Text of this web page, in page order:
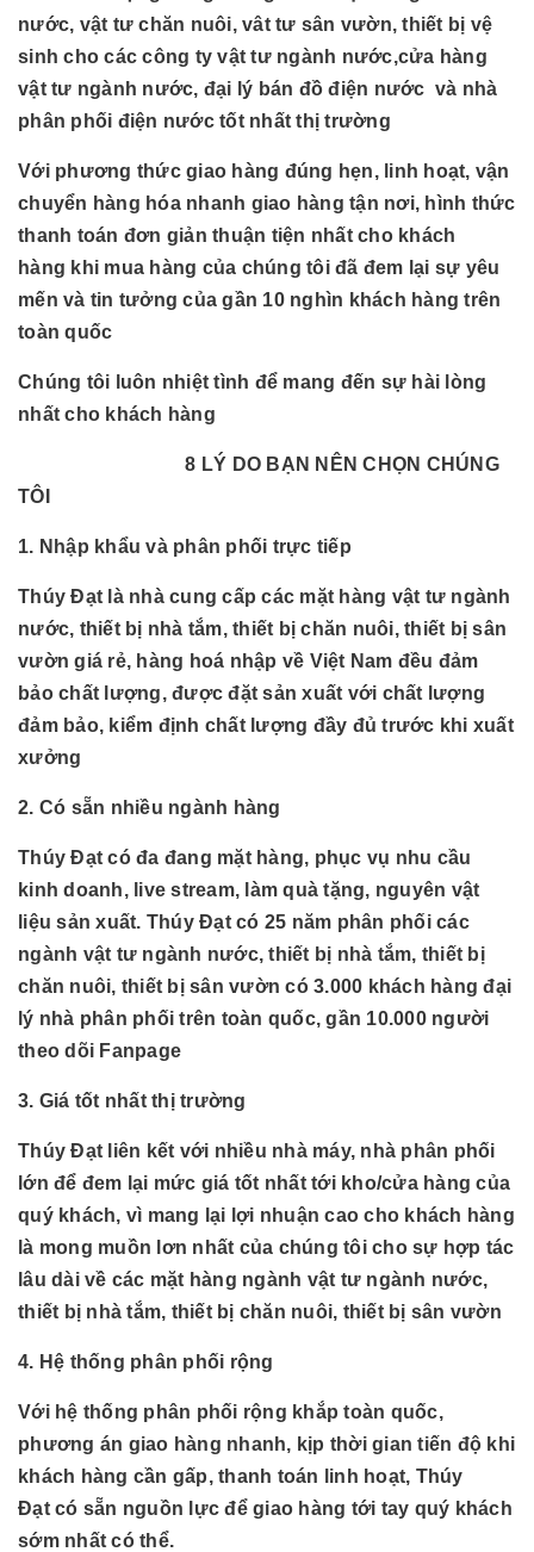
nước, vật tư chăn nuôi, vât tư sân vườn, thiết bị vệ
sinh cho các công ty vật tư ngành nước,cửa hàng
vật tư ngành nước, đại lý bán đồ điện nước và nhà
phân phối điện nước tốt nhất thị trường
Với phương thức giao hàng đúng hẹn, linh hoạt, vận
chuyển hàng hóa nhanh giao hàng tận nơi, hình thức
thanh toán đơn giản thuận tiện nhất cho khách
hàng khi mua hàng của chúng tôi đã đem lại sự yêu
mến và tin tưởng của gần 10 nghìn khách hàng trên
toàn quốc
Chúng tôi luôn nhiệt tình để mang đến sự hài lòng
nhất cho khách hàng
8 LÝ DO BẠN NÊN CHỌN CHÚNG
TÔI
1. Nhập khẩu và phân phối trực tiếp
Thúy Đạt là nhà cung cấp các mặt hàng vật tư ngành
nước, thiết bị nhà tắm, thiết bị chăn nuôi, thiết bị sân
vườn giá rẻ, hàng hoá nhập về Việt Nam đều đảm
bảo chất lượng, được đặt sản xuất với chất lượng
đảm bảo, kiểm định chất lượng đầy đủ trước khi xuất
xưởng
2. Có sẵn nhiều ngành hàng
Thúy Đạt có đa đang mặt hàng, phục vụ nhu cầu
kinh doanh, live stream, làm quà tặng, nguyên vật
liệu sản xuất. Thúy Đạt có 25 năm phân phối các
ngành vật tư ngành nước, thiết bị nhà tắm, thiết bị
chăn nuôi, thiết bị sân vườn có 3.000 khách hàng đại
lý nhà phân phối trên toàn quốc, gần 10.000 người
theo dõi Fanpage
3. Giá tốt nhất thị trường
Thúy Đạt liên kết với nhiều nhà máy, nhà phân phối
lớn để đem lại mức giá tốt nhất tới kho/cửa hàng của
quý khách, vì mang lại lợi nhuận cao cho khách hàng
là mong muồn lơn nhất của chúng tôi cho sự hợp tác
lâu dài về các mặt hàng ngành vật tư ngành nước,
thiết bị nhà tắm, thiết bị chăn nuôi, thiết bị sân vườn
4. Hệ thống phân phối rộng
Với hệ thống phân phối rộng khắp toàn quốc,
phương án giao hàng nhanh, kịp thời gian tiến độ khi
khách hàng cần gấp, thanh toán linh hoạt, Thúy
Đạt có sẵn nguồn lực để giao hàng tới tay quý khách
sớm nhất có thể.